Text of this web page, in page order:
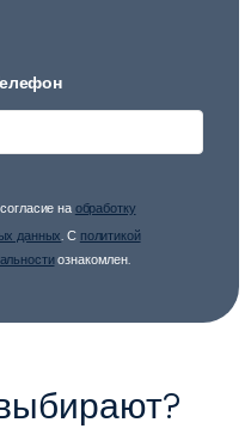
наобработку
данных. С политикой
ознакомлен.